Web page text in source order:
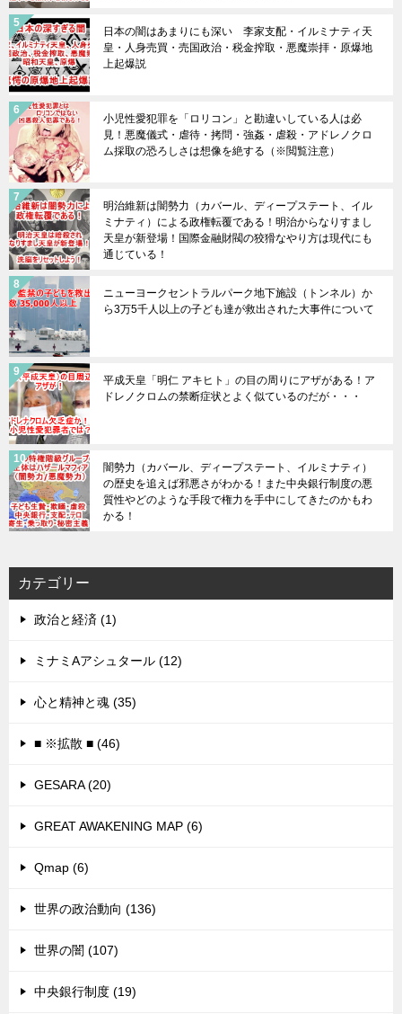
日本の闇はあまりにも深い 李家支配・イルミナティ天
皇・人身売買・売国政治・税金搾取・悪魔崇拝・原爆地
上起爆説
小児性愛犯罪を「ロリコン」と勘違いしている人は必
見！悪魔儀式・虐待・拷問・強姦・虐殺・アドレノクロ
ム採取の恐ろしさは想像を絶する（※閲覧注意）
明治維新は闇勢力（カバール、ディープステート、イル
ミナティ）による政権転覆である！明治からなりすまし
天皇が新登場！国際金融財閥の狡猾なやり方は現代にも
通じている！
ニューヨークセントラルパーク地下施設（トンネル）か
ら3万5千人以上の子ども達が救出された大事件について
平成天皇「明仁 アキヒト」の目の周りにアザがある！ア
ドレノクロムの禁断症状とよく似ているのだが・・・
闇勢力（カバール、ディープステート、イルミナティ）
の歴史を追えば邪悪さがわかる！また中央銀行制度の悪
質性やどのような手段で権力を手中にしてきたのかもわ
かる！
カテゴリー
政治と経済 (1)
ミナミAアシュタール (12)
心と精神と魂 (35)
■ ※拡散 ■ (46)
GESARA (20)
GREAT AWAKENING MAP (6)
Qmap (6)
世界の政治動向 (136)
世界の闇 (107)
中央銀行制度 (19)